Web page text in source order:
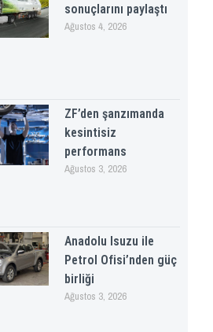
sonuçlarını paylaştı
Ağustos 4, 2026
ZF’den şanzımanda
kesintisiz
performans
Ağustos 3, 2026
Anadolu Isuzu ile
Petrol Ofisi’nden güç
birliği
Ağustos 3, 2026